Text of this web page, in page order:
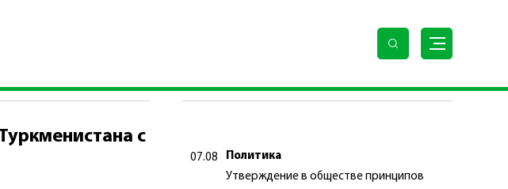
с Президентом Азербайджанской Республики
с
07.08
Политика
Утверждение в обществе принципов